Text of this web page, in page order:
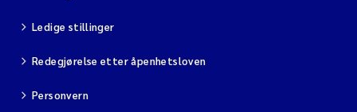
Ledige stillinger
Redegjørelse etter åpenhetsloven
Personvern